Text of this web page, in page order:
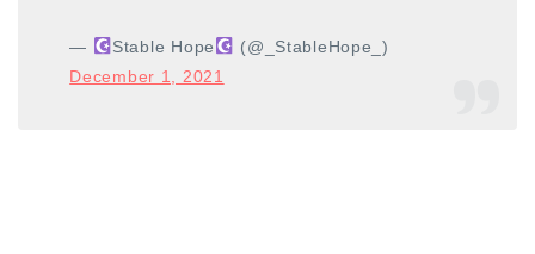
— Stable Hope
(@_StableHope_)
December 1, 2021